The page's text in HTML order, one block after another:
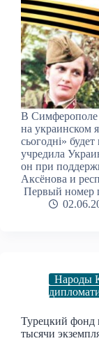
В Симферополе
на украинском
сьогодні»
учредила
он при
Аксёнова и
Первый номер
Народы
Турецкий фонд
тысячи